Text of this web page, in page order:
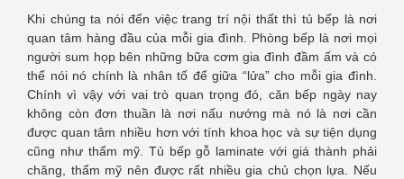
Khi chúng ta nói đến việc trang trí nội thất thì tủ bếp là nơi
quan tâm hàng đầu của mỗi gia đình. Phòng bếp là nơi mọi
người sum họp bên những bữa cơm gia đình đầm ấm và có
thể nói nó chính là nhân tố để giữa “lửa” cho mỗi gia đình.
Chính vì vậy với vai trò quan trọng đó, căn bếp ngày nay
không còn đơn thuần là nơi nấu nướng mà nó là nơi cần
được quan tâm nhiều hơn với tính khoa học và sự tiện dụng
cũng như thẩm mỹ. Tủ bếp gỗ laminate với giá thành phải
chăng, thẩm mỹ nên được rất nhiều gia chủ chọn lựa. Nếu